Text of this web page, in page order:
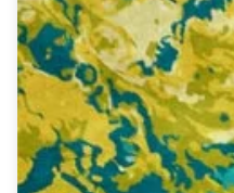
Luminaire enfant
Autres
Miroir
Rangement
Table d'appoint
Accessoires
Accessoires luminaire
Ampoule